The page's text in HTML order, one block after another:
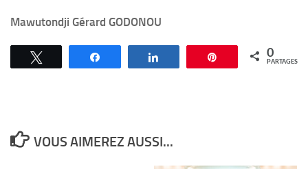
Mawutondji Gérard GODONOU
Épingle 0
PARTAGES
VOUS AIMEREZ AUSSI...